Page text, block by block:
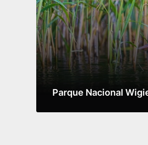
Parque Nacional
Ver mais